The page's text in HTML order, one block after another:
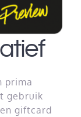
prima
gebruik
giftcard